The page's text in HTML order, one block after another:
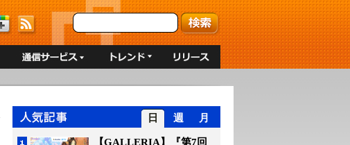
日 週 月
【GALLERIA】『第7回